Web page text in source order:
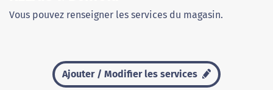
Vous pouvez renseigner les services du magasin.
Ajouter / Modifier les services